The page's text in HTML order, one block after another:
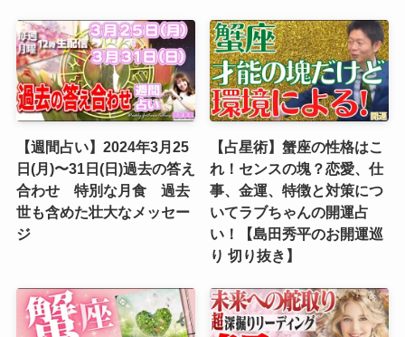
【週間占い】2024年3月25
日(月)〜31日(日)過去の答え
合わせ 特別な月食 過去
世も含めた壮大なメッセー
ジ
【占星術】蟹座の性格はこ
れ！センスの塊？恋愛、仕
事、金運、特徴と対策につ
いてラブちゃんの開運占
い！【島田秀平のお開運巡
り 切り抜き】